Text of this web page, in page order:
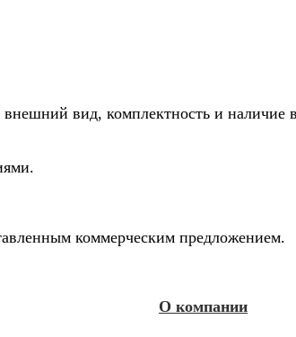
вид, комплектность и наличие
коммерческим предложением.
О компании